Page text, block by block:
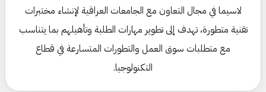
لاسيما في مجال التعاون مع الجامعات العراقية لإنشاء مختبرات
تقنية متطورة، تهدف إلى تطوير مهارات الطلبة وتأهيلهم بما يتناسب
مع متطلبات سوق العمل والتطورات المتسارعة في قطاع
التكنولوجيا.